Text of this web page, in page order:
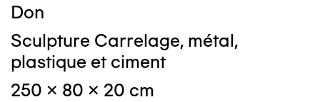
Don
Sculpture Carrelage, métal,
plastique et ciment
250 x 80 x 20 cm